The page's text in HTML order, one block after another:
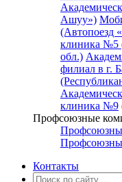
Ашуу»)
(Автопоезд
клиника №5
обл.)
филиал в г.
клиника №9
Профсоюзные
Контакты